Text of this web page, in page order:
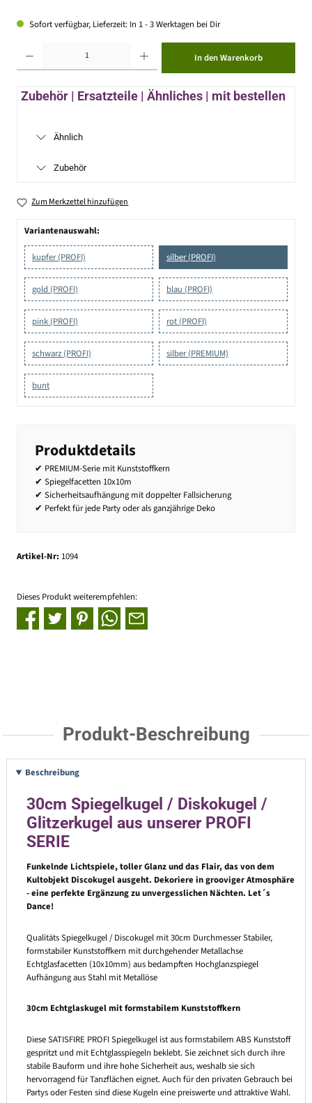
Sofort verfügbar, Lieferzeit: In 1 - 3 Werktagen bei Dir
In den Warenkorb
Zubehör | Ersatzteile | Ähnliches | mit bestellen
Ähnlich
Zubehör
Zum Merkzettel hinzufügen
Variantenauswahl:
kupfer (PROFI) silber (PROFI)
gold (PROFI) blau (PROFI)
pink (PROFI) rot (PROFI)
schwarz (PROFI) silber (PREMIUM)
bunt
Produktdetails
✔ PREMIUM-Serie mit Kunststoffkern
✔ Spiegelfacetten 10x10m
✔ Sicherheitsaufhängung mit doppelter Fallsicherung
✔ Perfekt für jede Party oder als ganzjährige Deko
Artikel-Nr: 1094
Dieses Produkt weiterempfehlen:
Produkt-Beschreibung
Beschreibung
30cm Spiegelkugel / Diskokugel /
Glitzerkugel aus unserer PROFI
SERIE
Funkelnde Lichtspiele, toller Glanz und das Flair, das von dem
Kultobjekt Discokugel ausgeht. Dekoriere in grooviger Atmosphäre
- eine perfekte Ergänzung zu unvergesslichen Nächten. Let´s
Dance!
Qualitäts Spiegelkugel / Discokugel mit 30cm Durchmesser Stabiler,
formstabiler Kunststoffkern mit durchgehender Metallachse
Echtglasfacetten (10x10mm) aus bedampften Hochglanzspiegel
Aufhängung aus Stahl mit Metallöse
30cm Echtglaskugel mit formstabilem Kunststoffkern
Diese SATISFIRE PROFI Spiegelkugel ist aus formstabilem ABS Kunststoff
gespritzt und mit Echtglasspiegeln beklebt. Sie zeichnet sich durch ihre
stabile Bauform und ihre hohe Sicherheit aus, weshalb sie sich
hervorragend für Tanzflächen eignet. Auch für den privaten Gebrauch bei
Partys oder Festen sind diese Kugeln eine preiswerte und attraktive Wahl.